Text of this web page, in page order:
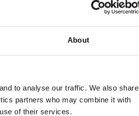
About
to analyse our traffic. We also share
partners who may combine it with
of their services.
Omgivningstemperatur:
Stabiliseringstid: